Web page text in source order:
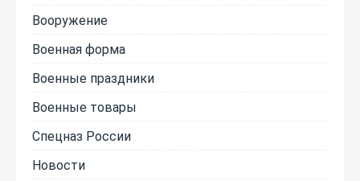
Вооружение
Военная форма
Военные праздники
Военные товары
Спецназ России
Новости